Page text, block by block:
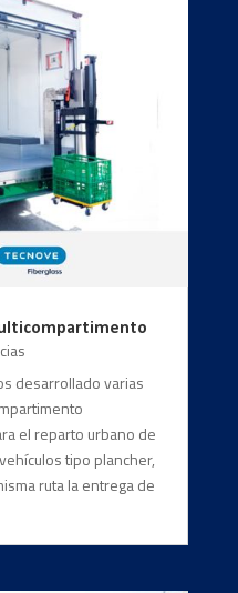
desarrollado varias
el reparto urbano de
tipo plancher,
ruta la entrega de